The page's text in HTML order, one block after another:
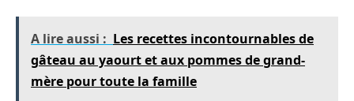
A lire aussi : Les recettes incontournables de
gâteau au yaourt et aux pommes de grand-
mère pour toute la famille